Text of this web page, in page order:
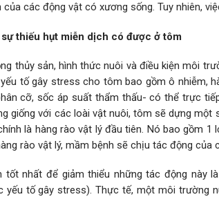
của các động vật có xương sống. Tuy nhiên,
thiếu hụt miễn dịch có được ở tôm
thủy sản, hình thức nuôi và điều kiện môi
tố gây stress cho tôm bao gồm ô nhiễm,
cỡ, sốc áp suất thẩm thấu- có thể trực
giống với các loài vật nuôi, tôm sẽ dựng
là hàng rào vật lý đầu tiên. Nó bao gồm
rào vật lý, mầm bệnh sẽ chịu tác động của
tốt nhất để giảm thiểu những tác động này
yếu tố gây stress). Thực tế, một môi trường